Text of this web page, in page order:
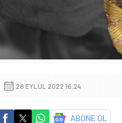
28 EYLÜL 2022 16:24
ABONE OL